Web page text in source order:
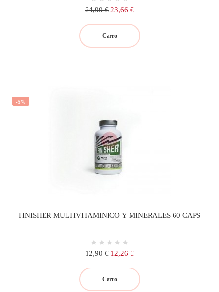
Precio
24,90 € Precio
23,66 €
Carro
-5%
FINISHER MULTIVITAMINICO Y MINERALES 60 CAPS
Precio
12,90 € Precio
12,26 €
Carro